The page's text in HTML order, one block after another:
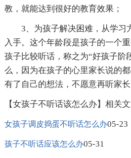
教，就能达到很好的教育效果；
3、为孩子解决困难，从学习
入手。这个年龄段是孩子的一个
孩子比较听话，称之为“好孩子阶
么，因为在孩子的心里家长说的
有了自己的想法，不愿意再听家长
【女孩子不听话该怎么办】相关文
女孩子调皮捣蛋不听话怎么办05-23
孩子不听话应该怎么办05-31